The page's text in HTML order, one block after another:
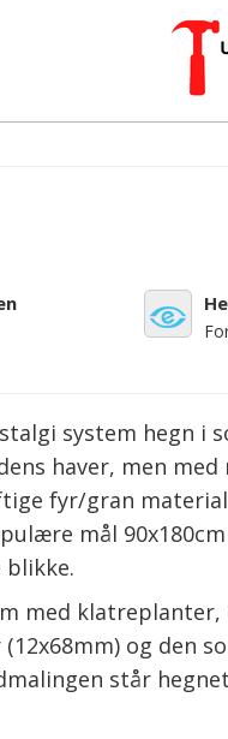
system hegn i
haver, men
fyr/gran
mål
blikke.
med
og den
står